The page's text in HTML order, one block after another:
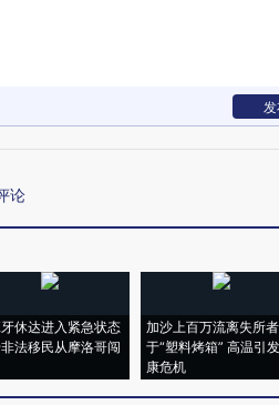
论
休达进入紧急状态
法移民从摩洛哥闯
加沙上百万流离失所
于“塑料烤箱” 高温引
康危机